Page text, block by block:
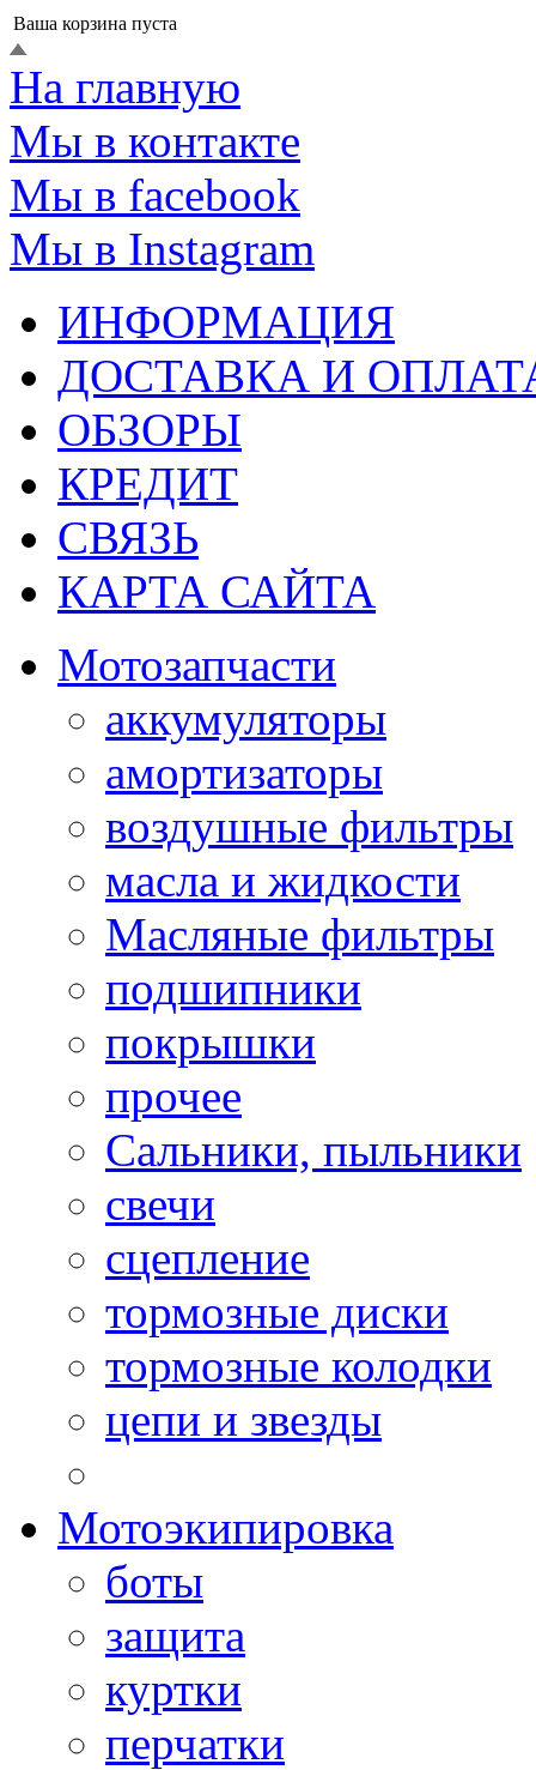
Ваша корзина пуста
На главную
Мы в контакте
Мы в facebook
Мы в Instagram
ИНФОРМАЦИЯ
ДОСТАВКА И
ОБЗОРЫ
КРЕДИТ
СВЯЗЬ
КАРТА САЙТА
Мотозапчасти
аккумуляторы
амортизаторы
воздушные фильтры
масла и жидкости
Масляные фильтры
подшипники
покрышки
прочее
Сальники, пыльники
свечи
сцепление
тормозные диски
тормозные колодки
цепи и звезды
Мотоэкипировка
боты
защита
куртки
перчатки